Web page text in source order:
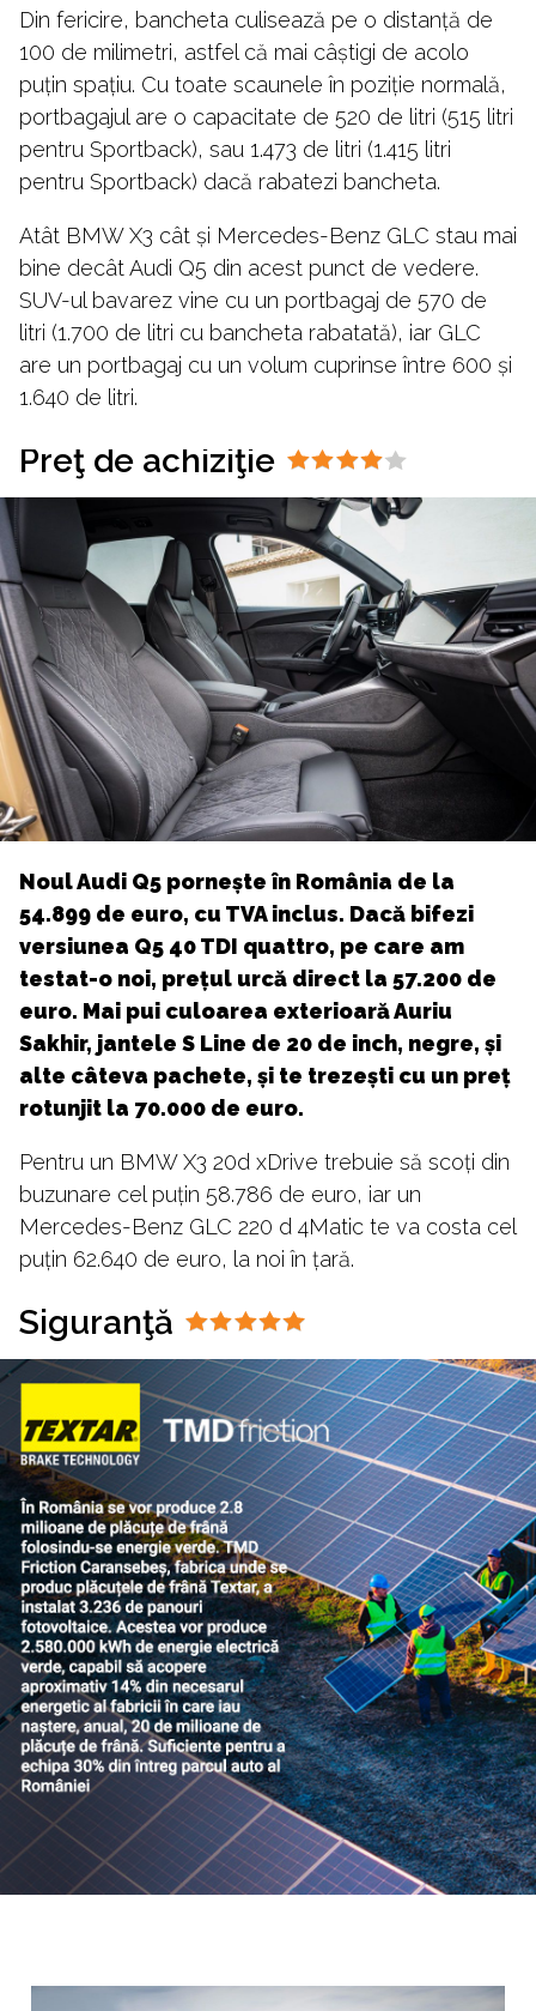
Din fericire, bancheta culisează pe o distanță de
100 de milimetri, astfel că mai câștigi de acolo
puțin spațiu. Cu toate scaunele în poziție normală,
portbagajul are o capacitate de 520 de litri (515 litri
pentru Sportback), sau 1.473 de litri (1.415 litri
pentru Sportback) dacă rabatezi bancheta.
Atât BMW X3 cât și Mercedes-Benz GLC stau mai
bine decât Audi Q5 din acest punct de vedere.
SUV-ul bavarez vine cu un portbagaj de 570 de
litri (1.700 de litri cu bancheta rabatată), iar GLC
are un portbagaj cu un volum cuprinse între 600 și
1.640 de litri.
Preţ de achiziţie
Noul Audi Q5 pornește în România de la
54.899 de euro, cu TVA inclus. Dacă bifezi
versiunea Q5 40 TDI quattro, pe care am
testat-o noi, prețul urcă direct la 57.200 de
euro. Mai pui culoarea exterioară Auriu
Sakhir, jantele S Line de 20 de inch, negre, și
alte câteva pachete, și te trezești cu un preț
rotunjit la 70.000 de euro.
Pentru un BMW X3 20d xDrive trebuie să scoți din
buzunare cel puțin 58.786 de euro, iar un
Mercedes-Benz GLC 220 d 4Matic te va costa cel
puțin 62.640 de euro, la noi în țară.
Siguranţă